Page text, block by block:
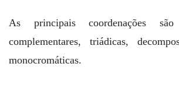
As principais coordenações
complementares, triádicas,
monocromáticas.